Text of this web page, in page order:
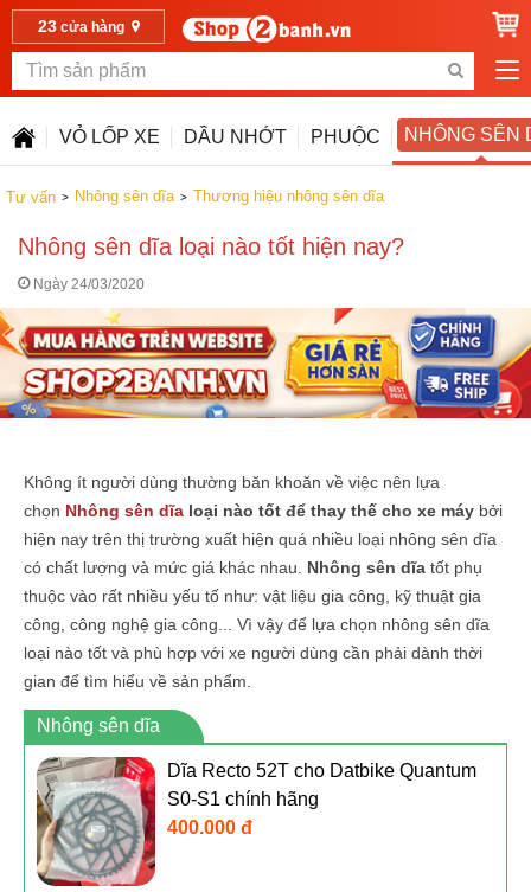
23cửa hàng
VỎ LỐP XE DẦU NHỚT PHUỘC NHÔNG SÊN
Tư vấn Nhông sên dĩa Thương hiệu nhông sên dĩa
Nhông sên dĩa loại nào tốt hiện nay?
Ngày 24/03/2020
Không ít người dùng thường băn khoăn về việc nên lựa
chọn Nhông sên dĩa loại nào tốt để thay thế cho xe máy bởi
hiện nay trên thị trường xuất hiện quá nhiều loại nhông sên dĩa
có chất lượng và mức giá khác nhau. Nhông sên dĩa tốt phụ
thuộc vào rất nhiều yếu tố như: vật liệu gia công, kỹ thuật gia
công, công nghệ gia công... Vì vậy để lựa chọn nhông sên dĩa
loại nào tốt và phù hợp với xe người dùng cần phải dành thời
gian để tìm hiểu về sản phẩm.
Nhông sên dĩa
Dĩa Recto 52T cho Datbike Quantum
S0-S1 chính hãng
400.000 đ